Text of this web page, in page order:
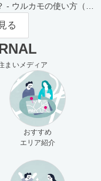
- ウルカモの使い方（買
け）
る
まいメディア
おすすめ
エリア紹介